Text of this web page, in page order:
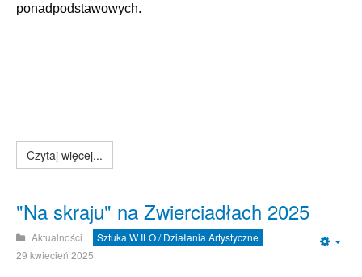
ponadpodstawowych.
Czytaj więcej...
"Na skraju" na Zwierciadłach 2025
Aktualności
Sztuka W ILO / Działania Artystyczne
29 kwiecień 2025